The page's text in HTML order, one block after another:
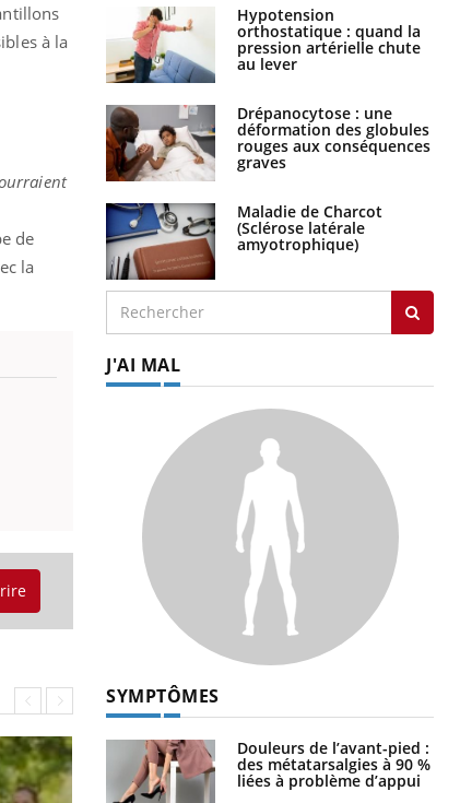
à la
de
la
Hypotension
orthostatique : quand la
pression artérielle chute
au lever
Drépanocytose : une
déformation des globules
rouges aux conséquences
graves
Maladie de Charcot
(Sclérose latérale
amyotrophique)
J'AI MAL
SYMPTÔMES
Douleurs de l’avant-pied :
des métatarsalgies à 90 %
liées à problème d’appui